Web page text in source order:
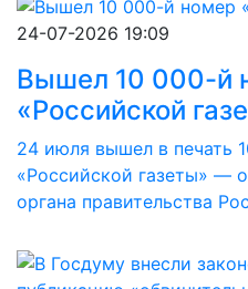
24-07-2026 19:09
Вышел 10 000-й
«Российской
24 июля вышел в печать
«Российской газеты» —
органа правительства